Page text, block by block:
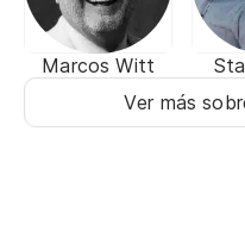
Marcos Witt
Ver más